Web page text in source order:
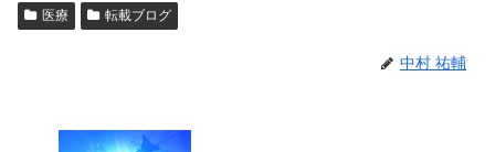
医療 転載ブログ
中村 祐輔